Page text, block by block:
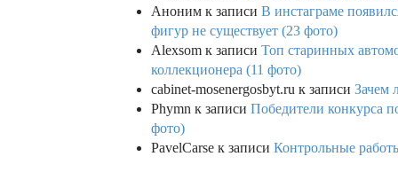
Аноним к записи В инстаграме
фигур не существует (23 фото)
Alexsom к записи Топ старинных
коллекционера (11 фото)
cabinet-mosenergosbyt.ru к записи Зачем
Phymn к записи Победители конкурса
фото)
PavelCarse к записи Контрольные